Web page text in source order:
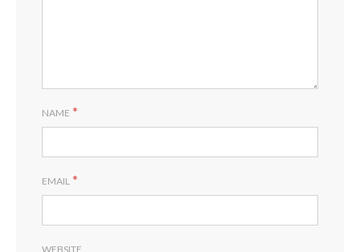
NAME *
EMAIL *
WEBSITE